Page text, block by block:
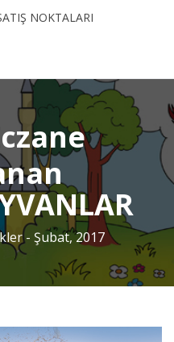
NOKTALARI
- Şubat, 2017